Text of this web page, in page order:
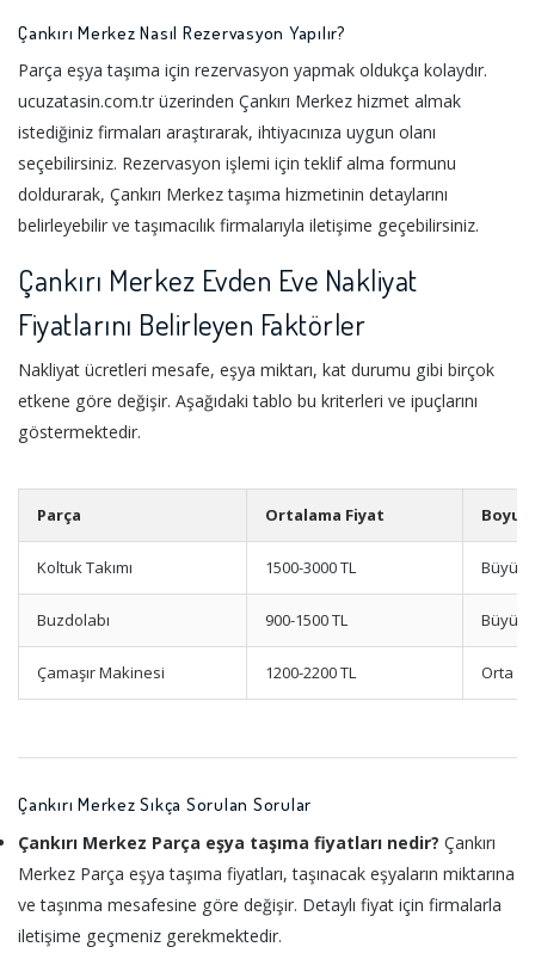
Çankırı Merkez Nasıl Rezervasyon Yapılır?
Parça eşya taşıma için rezervasyon yapmak oldukça kolaydır.
ucuzatasin.com.tr üzerinden Çankırı Merkez hizmet almak
istediğiniz firmaları araştırarak, ihtiyacınıza uygun olanı
seçebilirsiniz. Rezervasyon işlemi için teklif alma formunu
doldurarak, Çankırı Merkez taşıma hizmetinin detaylarını
belirleyebilir ve taşımacılık firmalarıyla iletişime geçebilirsiniz.
Çankırı Merkez Evden Eve Nakliyat
Fiyatlarını Belirleyen Faktörler
Nakliyat ücretleri mesafe, eşya miktarı, kat durumu gibi birçok
etkene göre değişir. Aşağıdaki tablo bu kriterleri ve ipuçlarını
göstermektedir.
Parça Ortalama Fiyat Boyut
Koltuk Takımı 1500-3000 TL Büyük
Buzdolabı 900-1500 TL Büyük
Çamaşır Makinesi 1200-2200 TL Orta
Çankırı Merkez Sıkça Sorulan Sorular
Çankırı Merkez Parça eşya taşıma fiyatları nedir? Çankırı
Merkez Parça eşya taşıma fiyatları, taşınacak eşyaların miktarına
ve taşınma mesafesine göre değişir. Detaylı fiyat için firmalarla
iletişime geçmeniz gerekmektedir.